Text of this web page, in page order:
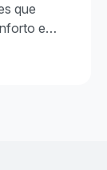
que
e…